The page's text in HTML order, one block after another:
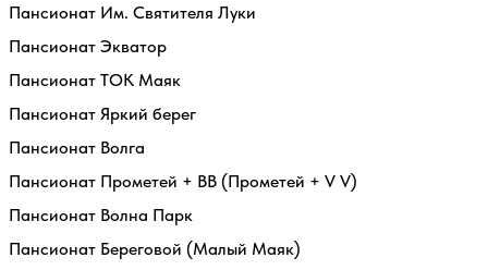
Пансионат Им. Святителя Луки
Пансионат Экватор
Пансионат ТОК Маяк
Пансионат Яркий берег
Пансионат Волга
Пансионат Прометей + ВВ (Прометей + V V)
Пансионат Волна Парк
Пансионат Береговой (Малый Маяк)